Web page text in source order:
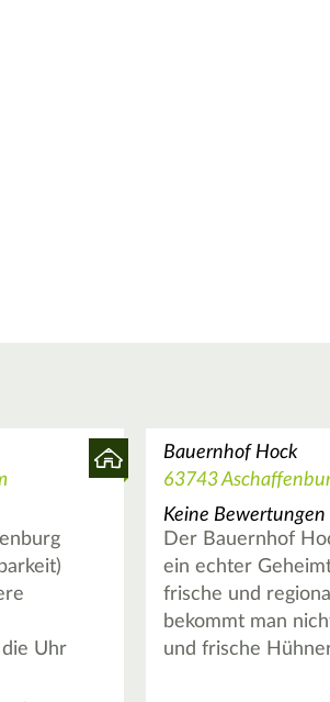
Uhr
Bauernhof Hock
63743
Keine Bewertungen
Der Bauernhof
ein echter
frische und
bekommt man
und frische